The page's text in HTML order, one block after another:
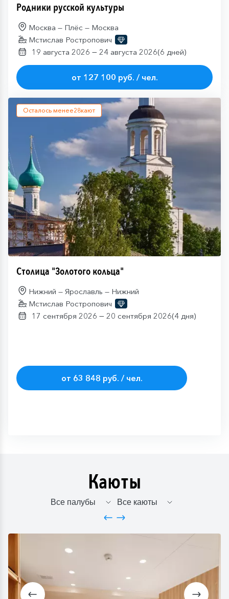
Родники русской культуры
Москва — Плёс — Москва
Мстислав Ростропович
19 августа 2026 — 24 августа 2026(6 дней)
от 127 100 руб. / чел.
Осталось менее28кают
Столица "Золотого кольца"
Нижний — Ярославль — Нижний
Мстислав Ростропович
17 сентября 2026 — 20 сентября 2026(4 дня)
от 63 848 руб. / чел.
Каюты